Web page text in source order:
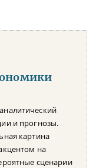
и прогнозы.
картина
на
сценарии